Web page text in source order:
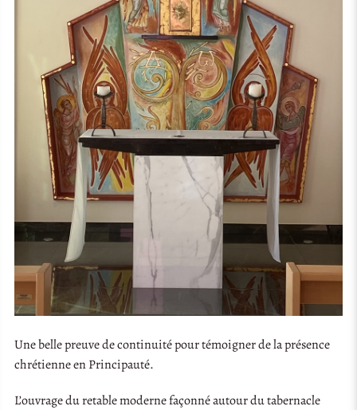
Une belle preuve de continuité pour témoigner de la présence
chrétienne en Principauté.
L’ouvrage du retable moderne façonné autour du tabernacle